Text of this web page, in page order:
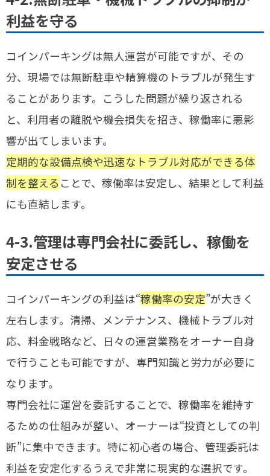
利益を守る
コインパーキングは無人運営が可能ですが、その
分、現場では無断駐車や精算機のトラブルが発生す
ることがあります。こうした問題が繰り返される
と、利用者の離脱や機会損失を招き、稼働率に悪影
響が出てしまいます。
定期的な設備点検や迅速なトラブル対応ができる体
制を整える ことで、稼働率は安定し、結果として利益
にも直結します。
4-3.管理は専門会社に委託し、稼働を
安定させる
コインパーキングの利益は“稼働率の安定”が大きく
左右します。清掃、メンテナンス、機械トラブル対
応、料金戦略など、日々の運営業務をオーナー自身
で行うことも可能ですが、専門知識と労力が必要に
なります。
専門会社に運営を委託することで、稼働率を維持す
るための仕組みが整い、オーナーは“投資としての判
断”に集中できます。特に初心者の場合、管理委託は
利益を安定化するうえで非常に現実的な選択です。